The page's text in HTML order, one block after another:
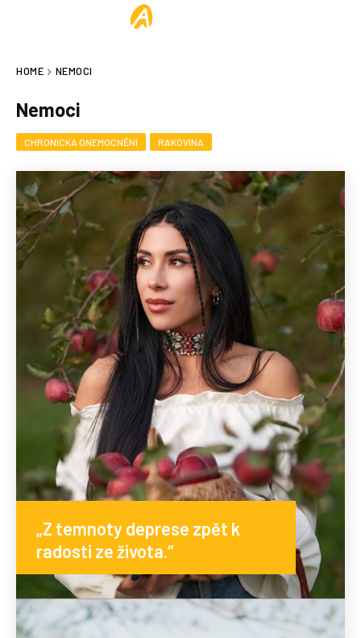
HOME NEMOCI
Nemoci
CHRONICKÁ ONEMOCNĚNÍ RAKOVINA
„Z temnoty deprese zpět k
radosti ze života.“